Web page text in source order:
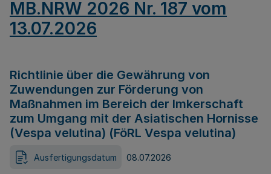
MB.NRW 2026 Nr. 187 vom
13.07.2026
Richtlinie über die Gewährung von
Zuwendungen zur Förderung von
Maßnahmen im Bereich der Imkerschaft
zum Umgang mit der Asiatischen Hornisse
(Vespa velutina) (FöRL Vespa velutina)
Ausfertigungsdatum 08.07.2026